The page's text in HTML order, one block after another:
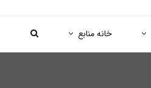
خانه منابع